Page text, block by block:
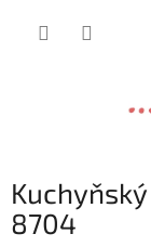
Kuchyňský
8704